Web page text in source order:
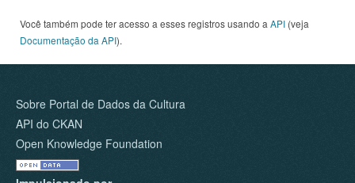
Você também pode ter acesso a esses registros usando a API (veja
Documentação da API).
Sobre Portal de Dados da Cultura
API do CKAN
Open Knowledge Foundation